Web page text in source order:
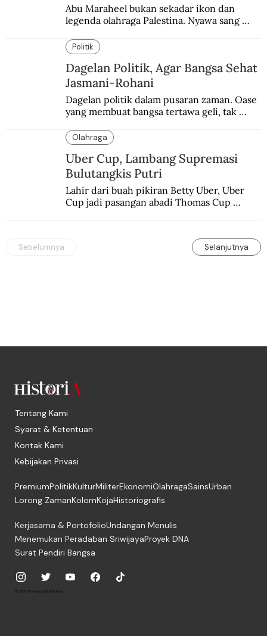
Abu Maraheel bukan sekadar ikon dan
legenda olahraga Palestina. Nyawa sang
memblokade Rafah.
Politik
Dagelan Politik, Agar Bangsa Sehat
Jasmani-Rohani
Dagelan politik dalam pusaran zaman. Oase
yang membuat bangsa tertawa geli, tak
Olahraga
Uber Cup, Lambang Supremasi
Bulutangkis Putri
Lahir dari buah pikiran Betty Uber, Uber
Cup jadi pasangan abadi Thomas Cup
Sebelumnya Selanjutnya
Tentang Kami
Syarat & Ketentuan
Kontak Kami
Kebijakan Privasi
PremiumPolitikKulturMiliterEkonomiOlahragaSainsUrban
Lorong ZamanKolomKojaHistoriografis
Kerjasama & PortofolioUndangan Menulis
Menemukan Peradaban SriwijayaProyek DNA
Surat Pendiri Bangsa
© 2026, PT. Media Digital Historia.